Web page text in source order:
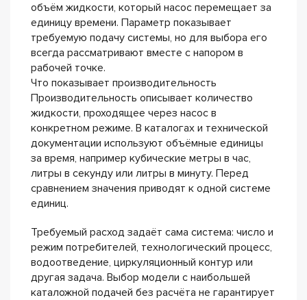
объём жидкости, который насос перемещает за
единицу времени. Параметр показывает
требуемую подачу системы, но для выбора его
всегда рассматривают вместе с напором в
рабочей точке.
Что показывает производительность
Производительность описывает количество
жидкости, проходящее через насос в
конкретном режиме. В каталогах и технической
документации используют объёмные единицы
за время, например кубические метры в час,
литры в секунду или литры в минуту. Перед
сравнением значения приводят к одной системе
единиц.
Требуемый расход задаёт сама система: число и
режим потребителей, технологический процесс,
водоотведение, циркуляционный контур или
другая задача. Выбор модели с наибольшей
каталожной подачей без расчёта не гарантирует